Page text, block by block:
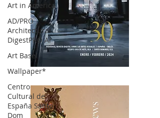
Art in America
AD/PRO
Architectural
DigestPRO Ar
Art Basel
Wallpaper*
Centro
Cultural de
España Santo
Dom
OCA|News 30 /Enero-Febrero / 2024